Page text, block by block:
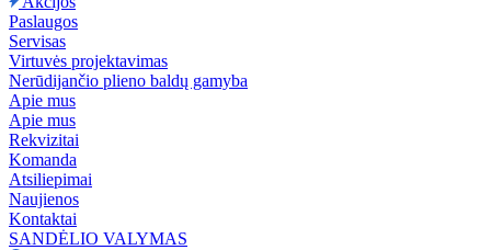
Paslaugos
Servisas
Virtuvės projektavimas
Nerūdijančio plieno baldų gamyba
Apie mus
Apie mus
Rekvizitai
Komanda
Atsiliepimai
Naujienos
Kontaktai
SANDĖLIO VALYMAS